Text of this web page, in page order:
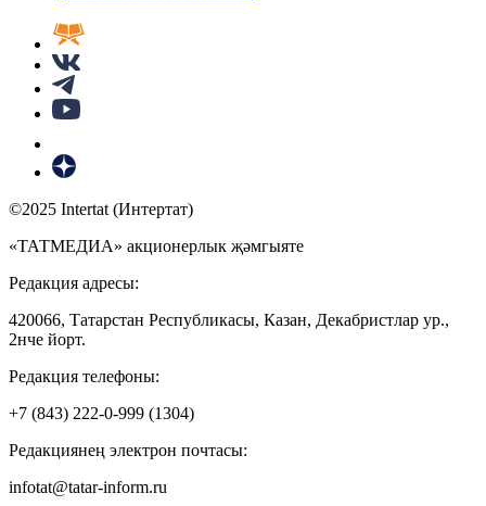
©2025 Intertat (Интертат)
«ТАТМЕДИА» акционерлык җәмгыяте
Редакция адресы:
420066, Татарстан Республикасы, Казан, Декабристлар ур.,
2нче йорт.
Редакция телефоны:
+7 (843) 222-0-999 (1304)
Редакциянең электрон почтасы:
infotat@tatar-inform.ru